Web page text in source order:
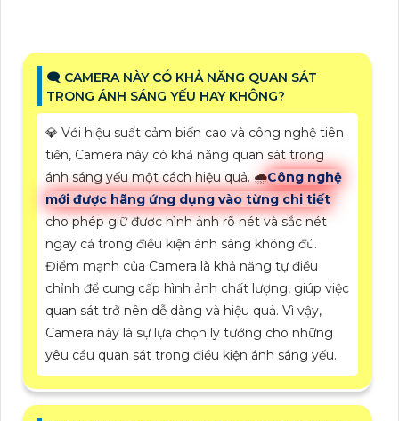
🗨️ CAMERA NÀY CÓ KHẢ NĂNG QUAN SÁT
TRONG ÁNH SÁNG YẾU HAY KHÔNG?
💎 Với hiệu suất cảm biến cao và công nghệ tiên
tiến, Camera này có khả năng quan sát trong
ánh sáng yếu một cách hiệu quả. 🌧️Công nghệ
mới được hãng ứng dụng vào từng chi tiết
cho phép giữ được hình ảnh rõ nét và sắc nét
ngay cả trong điều kiện ánh sáng không đủ.
Điểm mạnh của Camera là khả năng tự điều
chỉnh để cung cấp hình ảnh chất lượng, giúp việc
quan sát trở nên dễ dàng và hiệu quả. Vì vậy,
Camera này là sự lựa chọn lý tưởng cho những
yêu cầu quan sát trong điều kiện ánh sáng yếu.